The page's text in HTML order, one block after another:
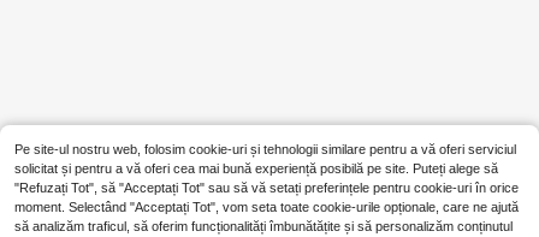
Pe site-ul nostru web, folosim cookie-uri și tehnologii similare pentru a vă oferi serviciul
solicitat și pentru a vă oferi cea mai bună experiență posibilă pe site. Puteți alege să
"Refuzați Tot", să "Acceptați Tot" sau să vă setați preferințele pentru cookie-uri în orice
moment. Selectând "Acceptați Tot", vom seta toate cookie-urile opționale, care ne ajută
să analizăm traficul, să oferim funcționalități îmbunătățite și să personalizăm conținutul